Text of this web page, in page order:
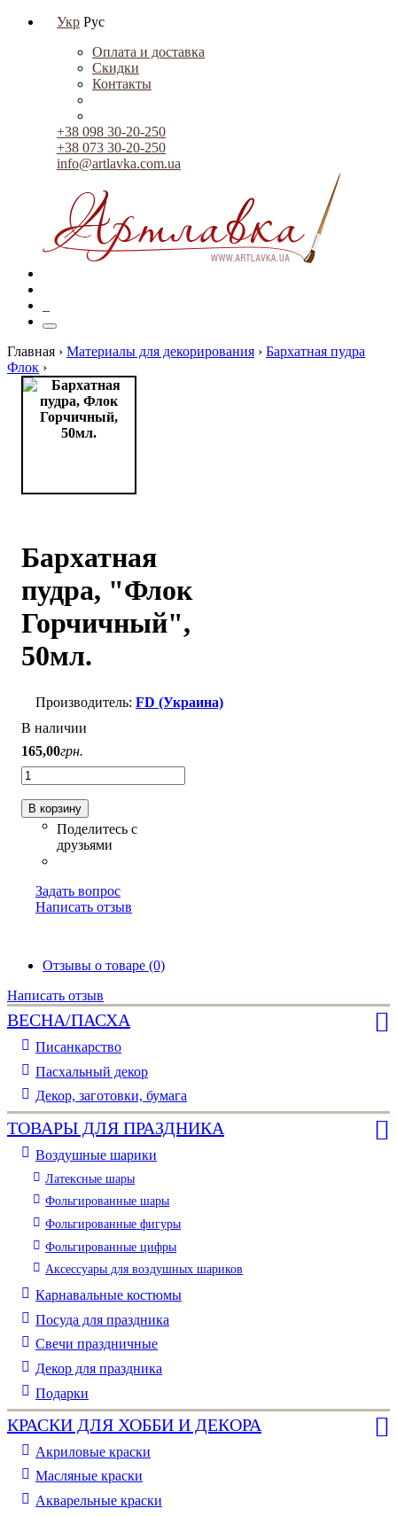
Укр Рус
Оплата и доставка
Скидки
Контакты
+38 098 30-20-250
+38 073 30-20-250
info@artlavka.com.ua
Главная › Материалы для декорирования › Бархатная пудра
Флок ›
Бархатная
пудра, "Флок
Горчичный",
50мл.
FD (Украина)
В наличии
165,00грн.
В корзину
Задать вопрос
Написать отзыв
Отзывы о товаре (0)
Написать отзыв
ВЕСНА/ПАСХА
Писанкарство
Пасхальный декор
Декор, заготовки, бумага
ТОВАРЫ ДЛЯ ПРАЗДНИКА
Воздушные шарики
Латексные шары
Фольгированные шары
Фольгированные фигуры
Фольгированные цифры
Аксессуары для воздушных шариков
Карнавальные костюмы
Посуда для праздника
Свечи праздничные
Декор для праздника
Подарки
КРАСКИ ДЛЯ ХОББИ И ДЕКОРА
Акриловые краски
Масляные краски
Акварельные краски